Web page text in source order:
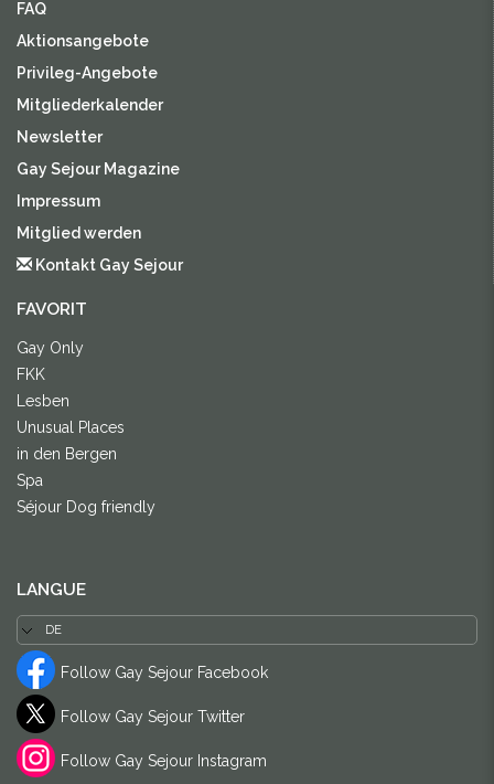
FAQ
Aktionsangebote
Privileg-Angebote
Mitgliederkalender
Newsletter
Gay Sejour Magazine
Impressum
Mitglied werden
Kontakt Gay Sejour
FAVORIT
Gay Only
FKK
Lesben
Unusual Places
in den Bergen
Spa
Séjour Dog friendly
LANGUE
Follow Gay Sejour Facebook
Follow Gay Sejour Twitter
Follow Gay Sejour Instagram